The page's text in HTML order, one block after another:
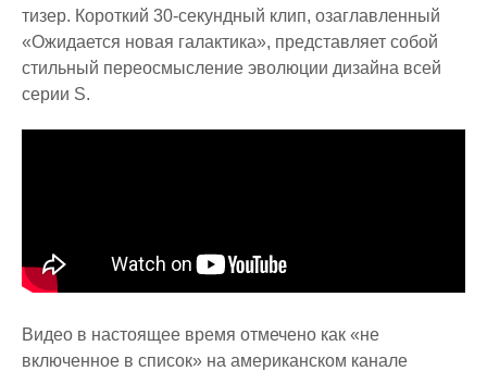
тизер. Короткий 30-секундный клип, озаглавленный
«Ожидается новая галактика», представляет собой
стильный переосмысление эволюции дизайна всей
серии S.
Видео в настоящее время отмечено как «не
включенное в список» на американском канале